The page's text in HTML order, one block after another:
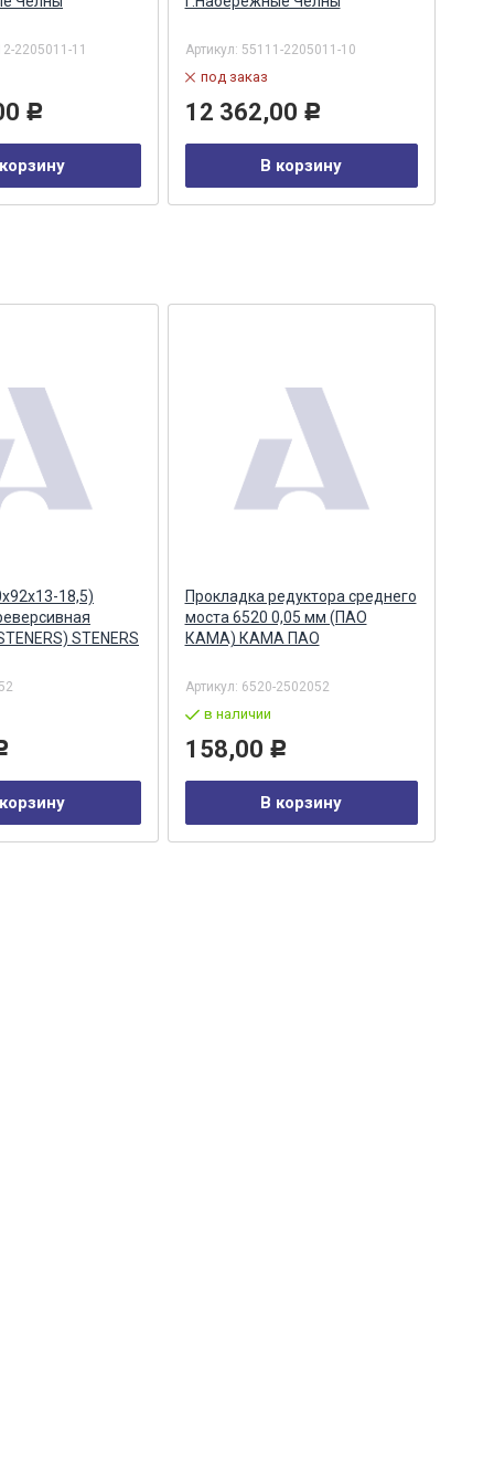
2205011-11
Р
Артикул: 55111-2205011-10
под заказ
12 362,00 Р
В корзину
18,5)
STENERS
Прокладка редуктора среднего
моста 6520 0,05 мм (ПАО
КАМА) КАМА ПАО
Артикул: 6520-2502052
в наличии
158,00 Р
В корзину